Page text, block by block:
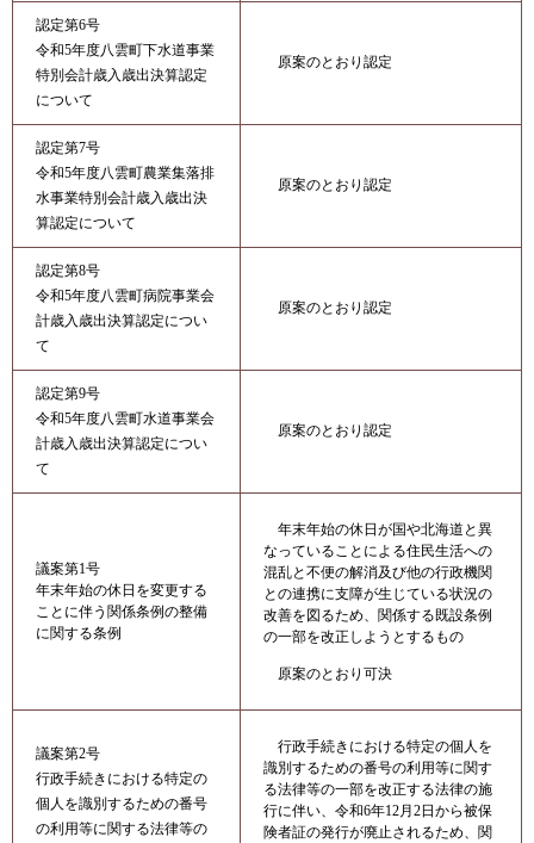
認定第6号
令和5年度八雲町下水道事業
特別会計歳入歳出決算認定
について
原案のとおり認定
認定第7号
令和5年度八雲町農業集落排
水事業特別会計歳入歳出決
算認定について
原案のとおり認定
認定第8号
令和5年度八雲町病院事業会
計歳入歳出決算認定につい
て
原案のとおり認定
認定第9号
令和5年度八雲町水道事業会
計歳入歳出決算認定につい
て
原案のとおり認定
議案第1号
年末年始の休日を変更する
ことに伴う関係条例の整備
に関する条例
年末年始の休日が国や北海道と異
なっていることによる住民生活への
混乱と不便の解消及び他の行政機関
との連携に支障が生じている状況の
改善を図るため、関係する既設条例
の一部を改正しようとするもの
原案のとおり可決
議案第2号
行政手続きにおける特定の
個人を識別するための番号
の利用等に関する法律等の
行政手続きにおける特定の個人を
識別するための番号の利用等に関す
る法律等の一部を改正する法律の施
行に伴い、令和6年12月2日から被保
険者証の発行が廃止されるため、関